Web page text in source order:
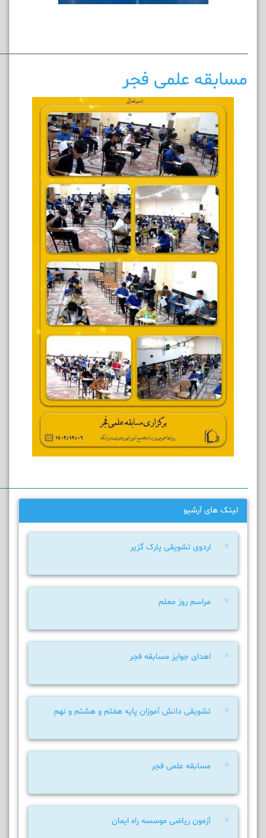
مسابقه علمی فجر
لینک های آرشیو
× اردوی تشویقی پارک گزیر
× مراسم روز معلم
× اهدای جوایز مسابقه فجر
× تشویقی دانش آموزان پایه هفتم و هشتم و نهم
× مسابقه علمی فجر
× آزمون ریاضی موسسه راه ایمان